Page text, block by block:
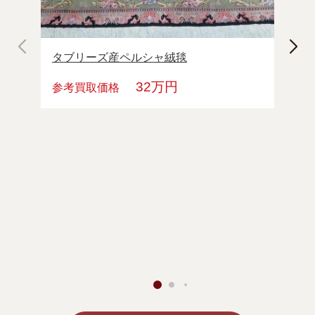
タブリーズ産ペルシャ絨毯
参考買取価格 32万円